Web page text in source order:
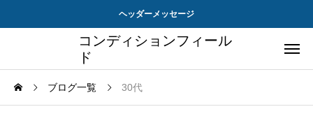
ヘッダーメッセージ
コンディションフィール
ド
ブログ一覧 30代